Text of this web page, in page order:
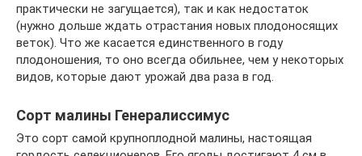
практически не загущается), так и как недостаток
(нужно дольше ждать отрастания новых плодоносящих
веток). Что же касается единственного в году
плодоношения, то оно всегда обильнее, чем у некоторых
видов, которые дают урожай два раза в год.
Сорт малины Генералиссимус
Это сорт самой крупноплодной малины, настоящая